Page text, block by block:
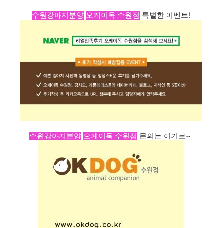
수원강아지분양 오케이독 수원점 특별한 이벤트!
수원강아지분양 오케이독 수원점 문의는 여기로~